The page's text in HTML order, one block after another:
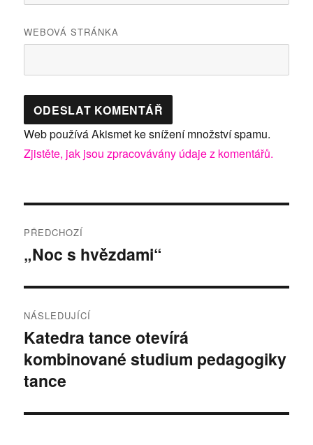
WEBOVÁ STRÁNKA
Web používá Akismet ke snížení množství spamu.
Zjistěte, jak jsou zpracovávány údaje z komentářů.
pro
PŘEDCHOZÍ
Předchozí
„Noc s hvězdami“
NÁSLEDUJÍCÍ
Následující
příspěvek:
Katedra tance otevírá
kombinované studium pedagogiky
tance